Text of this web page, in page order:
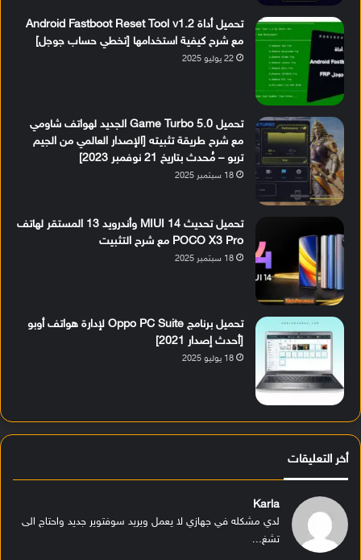
تحميل أداة Android Fastboot Reset Tool v1.2
مع شرح كيفية استخدامها [تخطي حساب جوجل]
22 يوليو 2025
تحميل Game Turbo 5.0 الجديد لهواتف شاومي
مع شرح طريقة تثبيته [الإصدار العالمي من الجيم
تربو – مُحدث بتاريخ 21 نوفمبر 2023]
18 سبتمبر 2025
تحميل تحديث MIUI 14 وأندرويد 13 المستقر لهاتف
POCO X3 Pro مع شرح التثبيت
18 سبتمبر 2025
تحميل برنامج Oppo PC Suite لإدارة هواتف أوبو
[أحدث إصدار 2021]
18 يوليو 2025
أخر التعليقات
Karla
لدي مشكله في جهازي لا يعمل ويريد سوفتوير جديد واحتاج الى
تشغ...